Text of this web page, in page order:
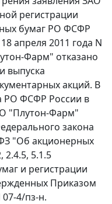
регистрации
бумаг РО ФСФР
апреля 2011 года N
Фарм" отказано
выпуска
акций. В
РО ФСФР России в
"Плутон-Фарм"
закона
"Об акционерных
2.4.5, 5.1.5
и регистрации
Приказом
4/пз-н.